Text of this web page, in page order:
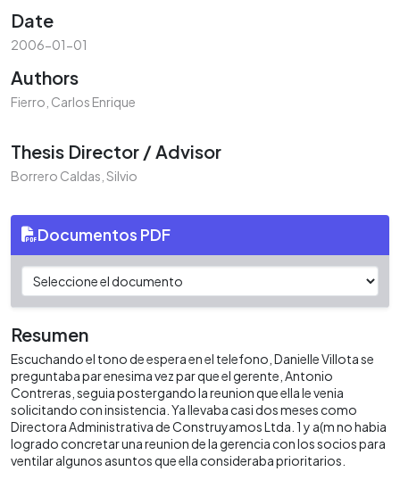
Date
2006-01-01
Authors
Fierro, Carlos Enrique
Thesis Director / Advisor
Borrero Caldas, Silvio
Documentos PDF
Resumen
Escuchando el tono de espera en el telefono, Danielle Villota se
preguntaba par enesima vez par que el gerente, Antonio
Contreras, seguia postergando Ia reunion que ella le venia
solicitando con insistencia. Ya llevaba casi dos meses como
Directora Administrativa de Construyamos Ltda. 1 y a(m no habia
logrado concretar una reunion de Ia gerencia con los socios para
ventilar algunos asuntos que ella consideraba prioritarios.